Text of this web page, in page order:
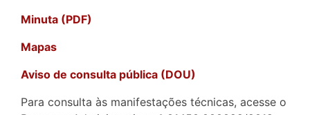
Minuta (PDF)
Mapas
Aviso de consulta pública (DOU)
Para consulta às manifestações técnicas, acesse o